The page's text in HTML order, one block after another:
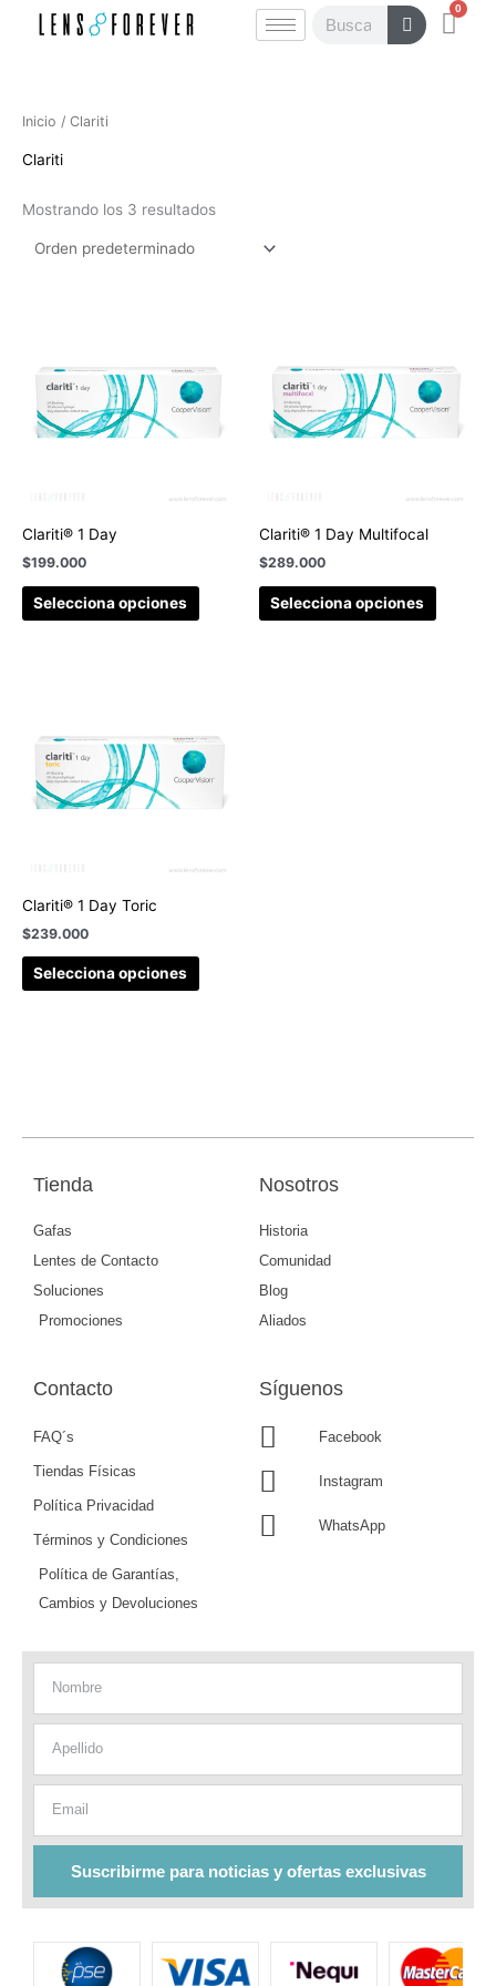
Buscar 0
Inicio / Clariti
Clariti
Mostrando los 3 resultados
Clariti® 1 Day
$199.000
Selecciona opciones
Clariti® 1 Day Multifocal
$289.000
Selecciona opciones
Clariti® 1 Day Toric
$239.000
Selecciona opciones
Tienda
Gafas
Lentes de Contacto
Soluciones
Promociones
Nosotros
Historia
Comunidad
Blog
Aliados
Contacto
FAQ´s
Tiendas Físicas
Política Privacidad
Términos y Condiciones
Política de Garantías,
Cambios y Devoluciones
Síguenos
Facebook
Instagram
WhatsApp
Suscribirme para noticias y ofertas exclusivas